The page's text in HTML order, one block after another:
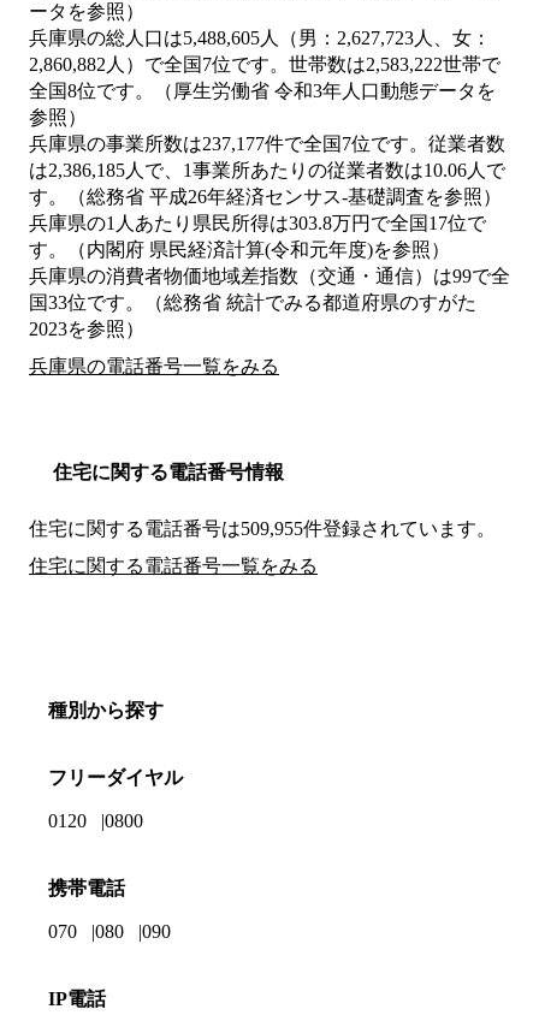
ータを参照）
兵庫県の総人口は5,488,605人（男：2,627,723人、女：
2,860,882人）で全国7位です。世帯数は2,583,222世帯で
全国8位です。（厚生労働省 令和3年人口動態データを
参照）
兵庫県の事業所数は237,177件で全国7位です。従業者数
は2,386,185人で、1事業所あたりの従業者数は10.06人で
す。（総務省 平成26年経済センサス‐基礎調査を参照）
兵庫県の1人あたり県民所得は303.8万円で全国17位で
す。（内閣府 県民経済計算(令和元年度)を参照）
兵庫県の消費者物価地域差指数（交通・通信）は99で全
国33位です。（総務省 統計でみる都道府県のすがた
2023を参照）
兵庫県の電話番号一覧をみる
住宅に関する電話番号情報
住宅に関する電話番号は509,955件登録されています。
住宅に関する電話番号一覧をみる
種別から探す
フリーダイヤル
0120 0800
携帯電話
070 080 090
IP電話